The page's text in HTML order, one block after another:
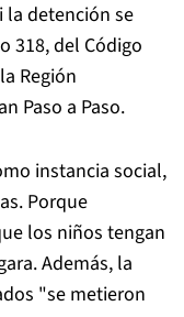
la detención se
318, del Código
Región
Paso a Paso.
instancia social,
Porque
los niños tengan
Además, la
"se metieron